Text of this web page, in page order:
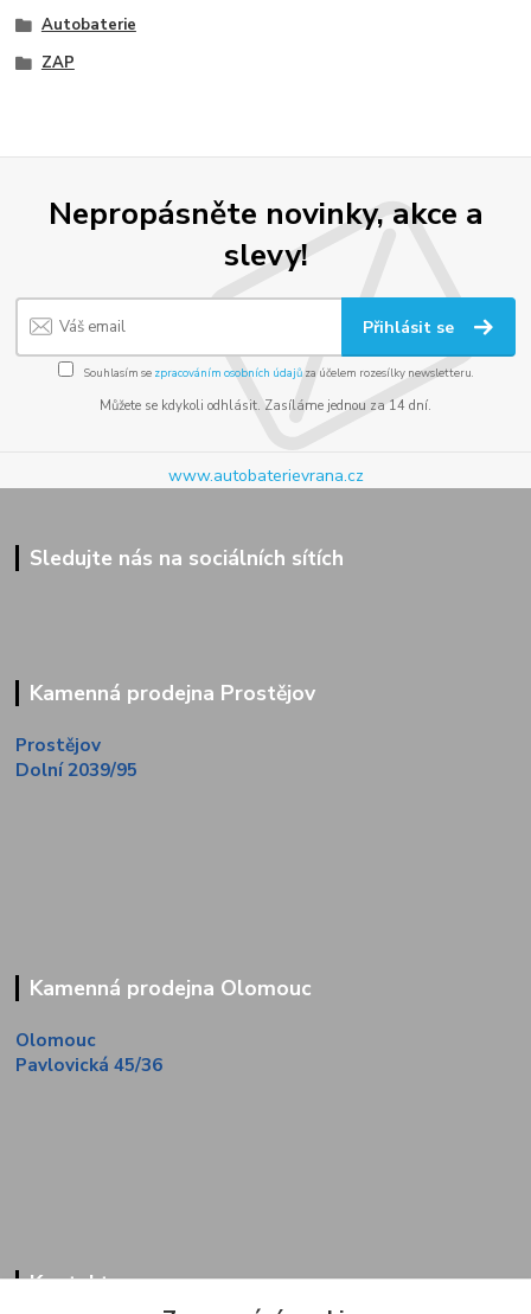
Autobaterie
ZAP
Nepropásněte novinky, akce a
slevy!
Přihlásit se
Souhlasím se zpracováním osobních údajůza účelem rozesílky newsletteru.
Můžete se kdykoli odhlásit. Zasíláme jednou za 14 dní.
www.autobaterievrana.cz
Sledujte nás na sociálních sítích
Kamenná prodejna Prostějov
Prostějov
Dolní 2039/95
Kamenná prodejna Olomouc
Olomouc
Pavlovická 45/36
Kontakty